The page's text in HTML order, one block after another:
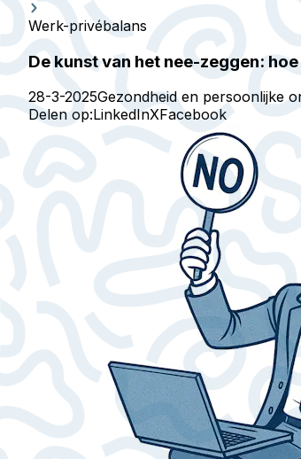
Werk-privébalans
De kunst van het nee-zeggen:
28-3-2025Gezondheid en persoonlijke
Delen op:LinkedInXFacebook